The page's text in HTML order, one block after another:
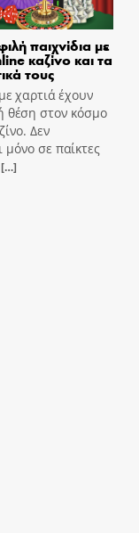
παιχνίδια με
καζίνο και τα
τους
χαρτιά έχουν
θέση στον κόσμο
Δεν
σε παίκτες
[…]